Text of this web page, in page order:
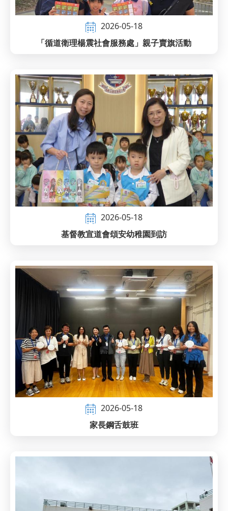
2026-05-18
「循道衛理楊震社會服務處」親子賣旗活動
2026-05-18
基督教宣道會頌安幼稚園到訪
2026-05-18
家長鋼舌鼓班